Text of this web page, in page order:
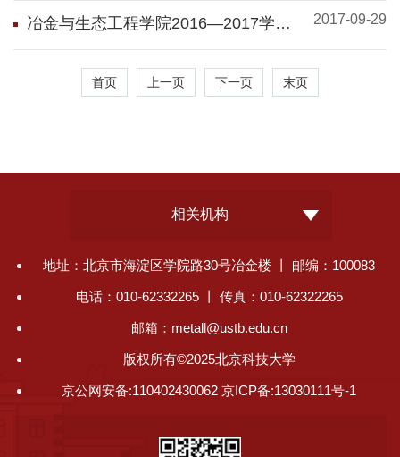
冶金与生态工程学院2016—2017学年
特种奖学金答辩会顺利举行
2017-09-29
首页 上一页 下一页 末页
相关机构
地址：北京市海淀区学院路30号冶金楼 丨 邮编：100083
电话：010-62332265 丨 传真：010-62322265
邮箱：metall@ustb.edu.cn
版权所有©2025北京科技大学
京公网安备:110402430062 京ICP备:13030111号-1